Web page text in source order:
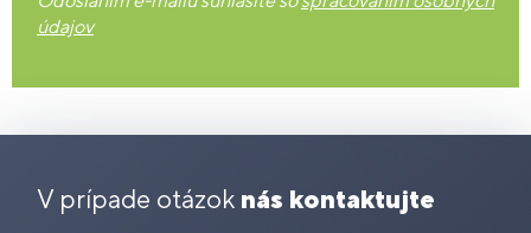
údajov
V prípade otázok nás kontaktujte